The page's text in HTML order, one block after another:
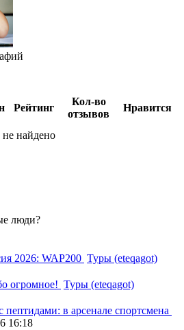
Рейтинг
Кол-во
отзывов
Нравится
найдено
люди?
2026: WAP200 Туры (eteqagot)
огромное! Туры (eteqagot)
пептидами: в арсенале спортсмена
16:18